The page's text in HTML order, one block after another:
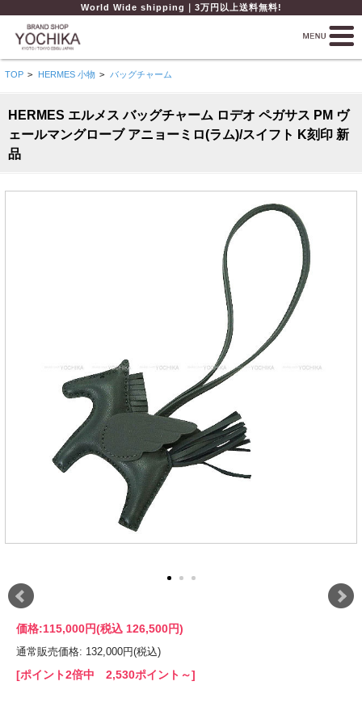
World Wide shipping｜3万円以上送料無料!
TOP > HERMES 小物 > バッグチャーム
HERMES エルメス バッグチャーム ロデオ ペガサス PM ヴ
ェールマングローブ アニョーミロ(ラム)/スイフト K刻印 新
品
価格:115,000円(税込 126,500円)
通常販売価格: 132,000円(税込)
[ポイント2倍中 2,530ポイント～]